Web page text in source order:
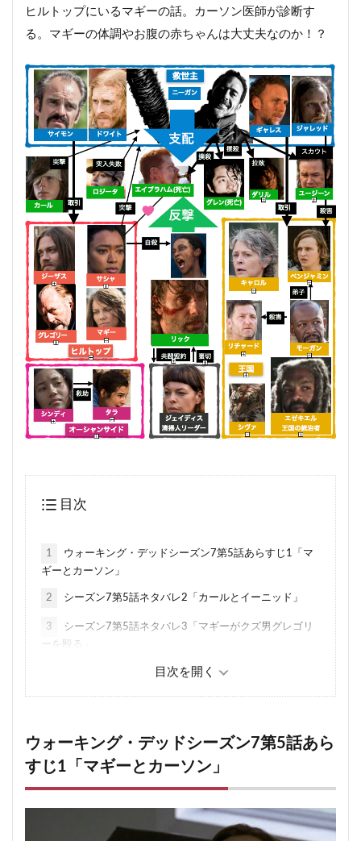
ヒルトップにいるマギーの話。カーソン医師が診断す
る。マギーの体調やお腹の赤ちゃんは大丈夫なのか！？
目次
1
ウォーキング・デッドシーズン7第5話あらすじ1「マ
ギーとカーソン」
2 シーズン7第5話ネタバレ2「カールとイーニッド」
3
シーズン7第5話ネタバレ3「マギーがクズ男グレゴリ
ーを殴る」
マギー、カール、サシャ復讐の誓いと矛盾
5
ウォーキング・デッドの矛盾考察 ヒルトップの守りが
6 シーズン7第5話感想 カールは生きて帰れるのか？
6.1 次の話ウォーキング・デッドシーズン7第6話
ウォーキング・デッド(TWD)7-5話 関連記事
ウォーキング・デッドシーズン7第5話あら
すじ1「マギーとカーソン」